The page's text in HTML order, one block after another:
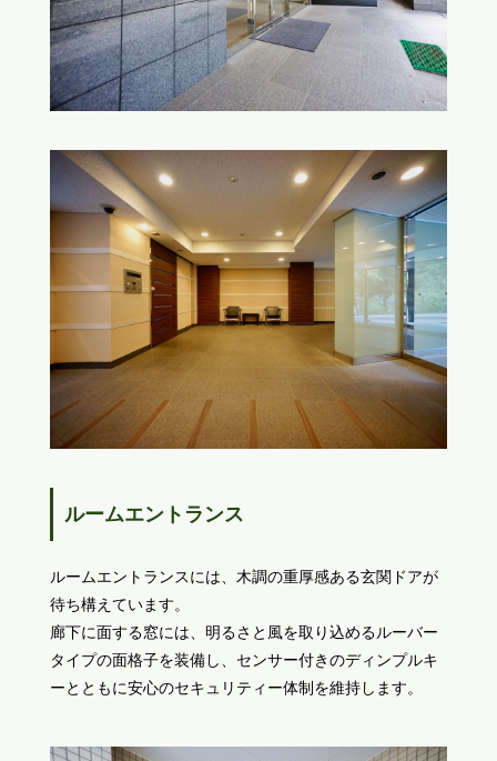
ルームエントランス
ルームエントランスには、木調の重厚感ある玄関ドアが
待ち構えています。
廊下に面する窓には、明るさと風を取り込めるルーバー
タイプの面格子を装備し、センサー付きのディンプルキ
ーとともに安心のセキュリティー体制を維持します。